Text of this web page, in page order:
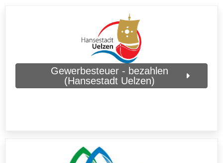
Gewerbesteuer - bezahlen
(Hansestadt Uelzen)